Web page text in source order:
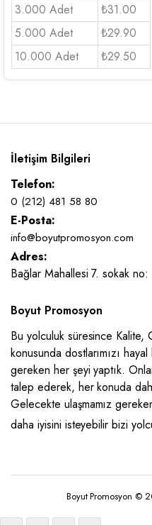
3.000 Adet
₺31.00
5.000 Adet
₺29.90
10.000 Adet
₺29.50
İletişim Bilgileri
Telefon:
0 (212) 481 58 80
E-Posta:
info@boyutpromosyon.com
Adres:
Bağlar Mahallesi 7. sokak
Boyut Promosyon
Bu yolculuk süresince Kalite,
konusunda dostlarımızı hayal
gereken her şeyi yaptık.
talep ederek, her konuda
Gelecekte ulaşmamız
daha iyisini isteyebilir bizi
Boyut Promosyon ©